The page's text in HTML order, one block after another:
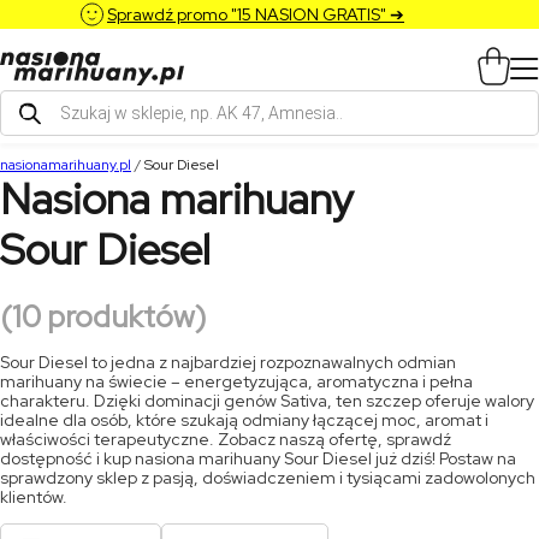
Sprawdź promo "15 NASION GRATIS" ➔
Wyszukiwarka
produktów
nasionamarihuany.pl /Sour Diesel
Nasiona marihuany
Sour Diesel
(10 produktów)
Sour Diesel to jedna z najbardziej rozpoznawalnych odmian
marihuany na świecie – energetyzująca, aromatyczna i pełna
charakteru. Dzięki dominacji genów Sativa, ten szczep oferuje walory
idealne dla osób, które szukają odmiany łączącej moc, aromat i
właściwości terapeutyczne. Zobacz naszą ofertę, sprawdź
dostępność i kup nasiona marihuany Sour Diesel już dziś! Postaw na
sprawdzony sklep z pasją, doświadczeniem i tysiącami zadowolonych
klientów.